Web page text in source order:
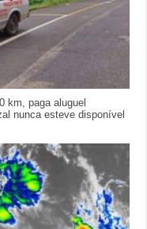
km, paga aluguel
nunca esteve disponível